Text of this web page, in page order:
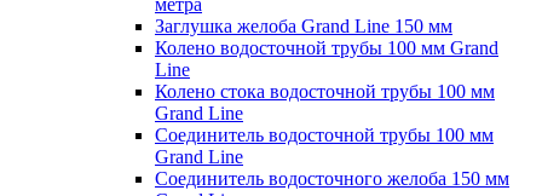
метра
Заглушка желоба Grand Line 150 мм
Колено водосточной трубы 100 мм Grand
Line
Колено стока водосточной трубы 100 мм
Grand Line
Соединитель водосточной трубы 100 мм
Grand Line
Соединитель водосточного желоба 150 мм